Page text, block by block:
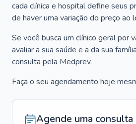
cada clínica e hospital define seus
de haver uma variação do preço ao
Se você busca um clínico geral por
avaliar a sua saúde e a da sua
consulta pela Medprev.
Faça o seu agendamento hoje
Agende uma consulta